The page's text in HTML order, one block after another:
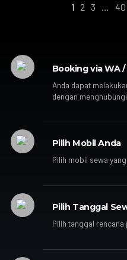
1 2 3 40
Booking via WA
Anda dapat
dengan
Pilih Mobil Anda
Pilih mobil sewa
Pilih Tanggal
Pilih tanggal